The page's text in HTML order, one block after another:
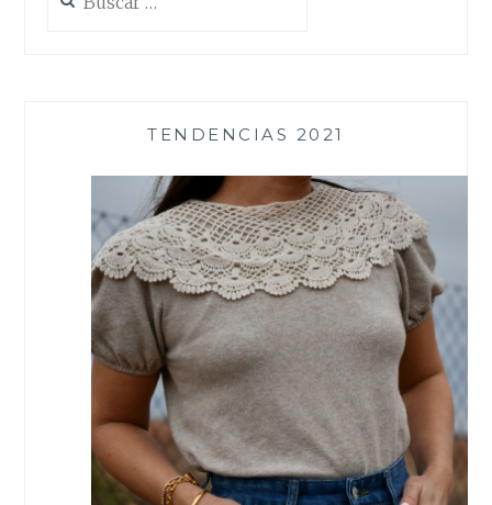
TENDENCIAS 2021